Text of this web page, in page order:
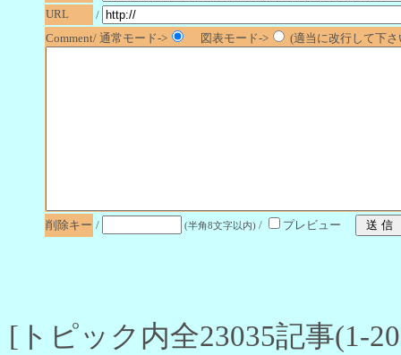
URL
/
Comment/ 通常モード->
図表モード-> (適当に改行して下
削除キー / (半角8文字以内) / プレビュー
[トピック内全23035記事(1-